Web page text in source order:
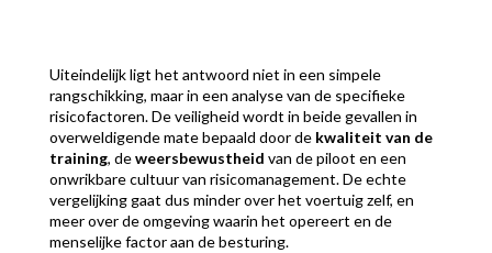
Uiteindelijk ligt het antwoord niet in een simpele
rangschikking, maar in een analyse van de specifieke
risicofactoren. De veiligheid wordt in beide gevallen in
overweldigende mate bepaald door de kwaliteit van de
training, deweersbewustheid van de piloot en een
onwrikbare cultuur van risicomanagement. De echte
vergelijking gaat dus minder over het voertuig zelf, en
meer over de omgeving waarin het opereert en de
menselijke factor aan de besturing.